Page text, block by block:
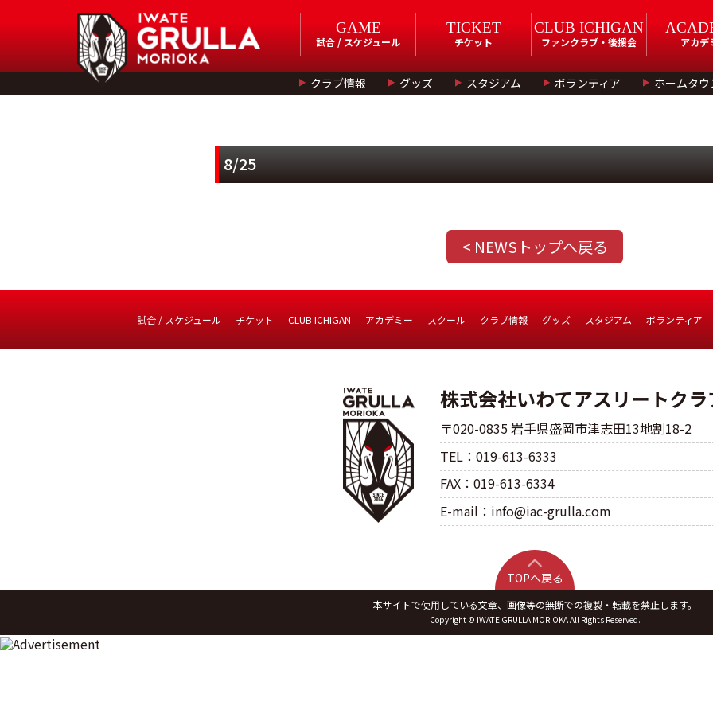
GAME
試合 / スケジュール
TICKET
チケット
CLUB ICHIGAN
ファンクラブ・後援会 アカデ
クラブ情報 グッズ スタジアム ボランティア ホームタウ
8/25
< NEWSトップへ戻る
試合 / スケジュール チケット CLUB ICHIGAN アカデミー スクール クラブ情報 グッズ スタジアム ボランティア
株式会社いわてアスリートクラ
〒020-0835 岩手県盛岡市津志田13地割18-2
TEL：019-613-6333
FAX：019-613-6334
E-mail：info@iac-grulla.com
TOPへ戻る
本サイトで使用している文章、画像等の無断での複製・転載を禁止します。
Copyright © IWATE GRULLA MORIOKA All Rights Reserved.